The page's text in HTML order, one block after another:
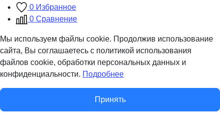
0 Избранное
0 Сравнение
Мы используем файлы cookie. Продолжив использование
сайта, Вы соглашаетесь с политикой использования
файлов cookie, обработки персональных данных и
конфиденциальности. Подробнее
Принять